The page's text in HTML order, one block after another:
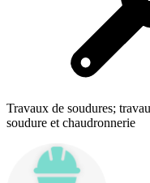
Travaux de soudures;
soudure et chaudronnerie